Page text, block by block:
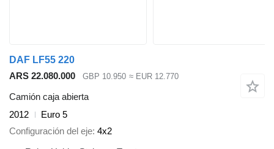
DAF LF55 220
ARS 22.080.000
GBP 10.950 ≈ EUR 12.770
Camión caja abierta
2012
Euro 5
Configuración del eje 4x2